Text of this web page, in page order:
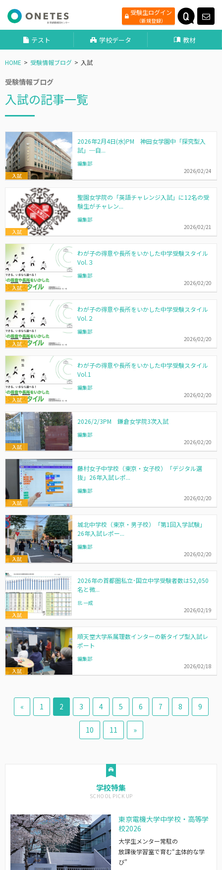
受験生ログイン
（新規登録）
テスト 学校データ 教材
HOME 受験情報ブログ 入試
受験情報ブログ
入試の記事一覧
入試
2026年2月4日(水)PM 神田女学園中「探究型入
試」─自...
編集部
2026/02/24
入試
聖園女学院の「英語チャレンジ入試」に12名の受
験生がチャレン...
編集部
2026/02/21
入試
わが子の得意や長所をいかした中学受験スタイル
Vol.３
編集部
2026/02/20
入試
わが子の得意や長所をいかした中学受験スタイル
Vol.２
編集部
2026/02/20
入試
わが子の得意や長所をいかした中学受験スタイル
Vol.1
編集部
2026/02/20
入試
2026/2/3PM 鎌倉女学院3次入試
編集部
2026/02/20
入試
藤村女子中学校（東京・女子校）「デジタル選
抜」26年入試レポ...
編集部
2026/02/20
入試
城北中学校（東京・男子校）「第1回入学試験」
26年入試レポー...
編集部
2026/02/20
入試
2026年の首都圏私立･国立中学受験者数は52,050
名と微...
北 一成
2026/02/19
入試
順天堂大学系属理数インターの新タイプ型入試レ
ポート
編集部
2026/02/18
« 1 2 3 4 5 6 7 8 9
10 11 »
学校特集
東京電機大学中学校・高等学
校2026
大学生メンター常駐の
放課後学習室で育む“主体的な学
び”